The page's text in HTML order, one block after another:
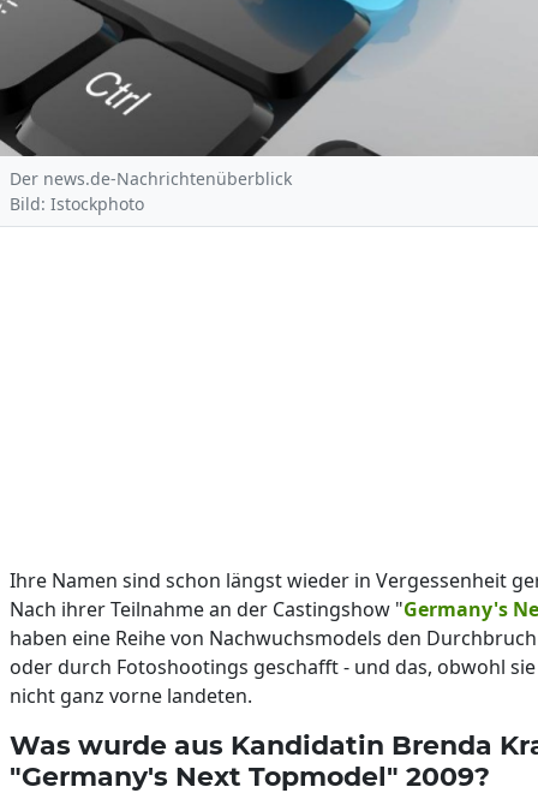
Der news.de-Nachrichtenüberblick
Bild: Istockphoto
Ihre Namen sind schon längst wieder in Vergessenheit
Nach ihrer Teilnahme an der Castingshow "Germany's
haben eine Reihe von Nachwuchsmodels den
oder durch Fotoshootings geschafft - und das, obwohl
nicht ganz vorne landeten.
Was wurde aus Kandidatin Brenda
"Germany's Next Topmodel" 2009?